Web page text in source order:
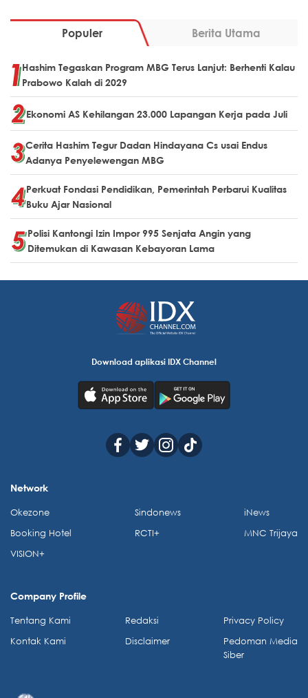
Populer Berita Utama
Hashim Tegaskan Program MBG Terus Lanjut: Berhenti Kalau
Prabowo Kalah di 2029
Ekonomi AS Kehilangan 23.000 Lapangan Kerja pada Juli
Cerita Hashim Tegur Dadan Hindayana Cs usai Endus
Adanya Penyelewengan MBG
Perkuat Fondasi Pendidikan, Pemerintah Perbarui Kualitas
Buku Ajar Nasional
Polisi Kantongi Izin Impor 995 Senjata Angin yang
Ditemukan di Kawasan Kebayoran Lama
Download aplikasi IDX Channel
Network
Okezone
Booking Hotel
VISION+
Sindonews
RCTI+
iNews
MNC Trijaya
Company Profile
Tentang Kami
Kontak Kami
Redaksi
Disclaimer
Privacy Policy
Pedoman Media
Siber